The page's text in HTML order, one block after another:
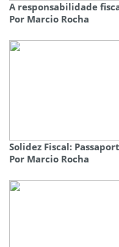
A responsabilidade
Por Marcio Rocha
Solidez Fiscal:
Por Marcio Rocha